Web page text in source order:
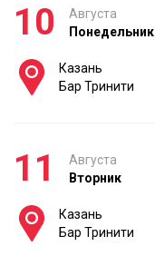
10
Августа
Понедельник
Казань
Бар Тринити
11
Августа
Вторник
Казань
Бар Тринити